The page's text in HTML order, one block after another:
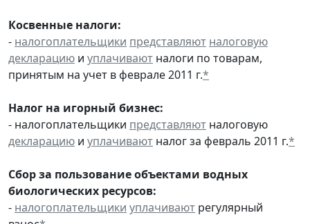
Косвенные налоги:
- налогоплательщики представляют налоговую
декларацию и уплачивают налоги по товарам,
принятым на учет в феврале 2011 г.*
Налог на игорный бизнес:
- налогоплательщики представляют налоговую
декларацию и уплачивают налог за февраль 2011 г.*
Сбор за пользование объектами водных
биологических ресурсов:
- налогоплательщики уплачивают регулярный